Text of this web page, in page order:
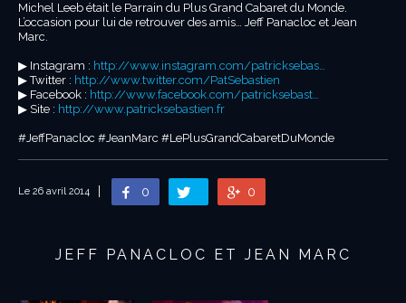
Michel Leeb était le Parrain du Plus Grand Cabaret du Monde.
L’occasion pour lui de retrouver des amis… Jeff Panacloc et Jean
Marc.
▶︎ Instagram : http://www.instagram.com/patricksebas…
▶︎ Twitter : http://www.twitter.com/PatSebastien
▶︎ Facebook : http://www.facebook.com/patricksebast…
▶︎ Site : http://www.patricksebastien.fr
#JeffPanacloc #JeanMarc #LePlusGrandCabaretDuMonde
Le 26 avril 2014 0 0
JEFF PANACLOC ET JEAN MARC